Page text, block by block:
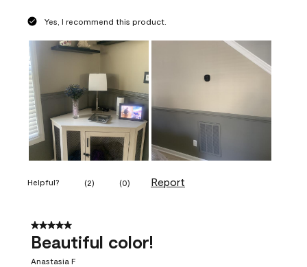
Yes, I recommend this product.
Helpful? (2) (0) Report
5 out of 5 stars.
Beautiful color!
Anastasia F